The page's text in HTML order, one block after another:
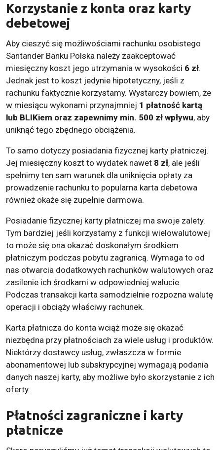
Korzystanie z konta oraz karty
debetowej
Aby cieszyć się możliwościami rachunku osobistego
Santander Banku Polska należy zaakceptować
miesięczny koszt jego utrzymania w wysokości 6 zł.
Jednak jest to koszt jedynie hipotetyczny, jeśli z
rachunku faktycznie korzystamy. Wystarczy bowiem, że
w miesiącu wykonami przynajmniej 1 płatność kartą
lub BLIKiem oraz zapewnimy min. 500 zł wpływu, aby
uniknąć tego zbędnego obciążenia.
To samo dotyczy posiadania fizycznej karty płatniczej.
Jej miesięczny koszt to wydatek nawet 8 zł, ale jeśli
spełnimy ten sam warunek dla uniknięcia opłaty za
prowadzenie rachunku to popularna karta debetowa
również okaże się zupełnie darmowa.
Posiadanie fizycznej karty płatniczej ma swoje zalety.
Tym bardziej jeśli korzystamy z funkcji wielowalutowej
to może się ona okazać doskonałym środkiem
płatniczym podczas pobytu zagranicą. Wymaga to od
nas otwarcia dodatkowych rachunków walutowych oraz
zasilenie ich środkami w odpowiedniej walucie.
Podczas transakcji karta samodzielnie rozpozna walutę
operacji i obciąży właściwy rachunek.
Karta płatnicza do konta wciąż może się okazać
niezbędna przy płatnościach za wiele usług i produktów.
Niektórzy dostawcy usług, zwłaszcza w formie
abonamentowej lub subskrypcyjnej wymagają podania
danych naszej karty, aby możliwe było skorzystanie z ich
oferty.
Płatności zagraniczne i karty
płatnicze